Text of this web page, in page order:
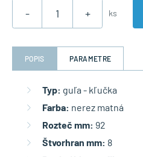
- + ks
POPIS PARAMETRE
Typ: guľa - kľučka
Farba: nerez matná
Rozteč mm: 92
Štvorhran mm: 8